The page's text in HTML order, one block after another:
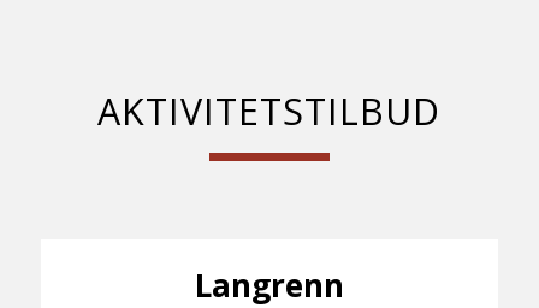
AKTIVITETSTILBUD
Langrenn